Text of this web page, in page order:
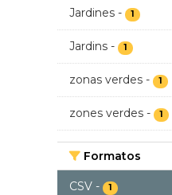
Jardines - 1
Jardins - 1
zonas verdes - 1
zones verdes - 1
Formatos
CSV - 1